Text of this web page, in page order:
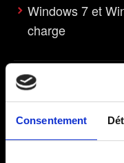
Consentement
Windows 7 et
charge
Lancement